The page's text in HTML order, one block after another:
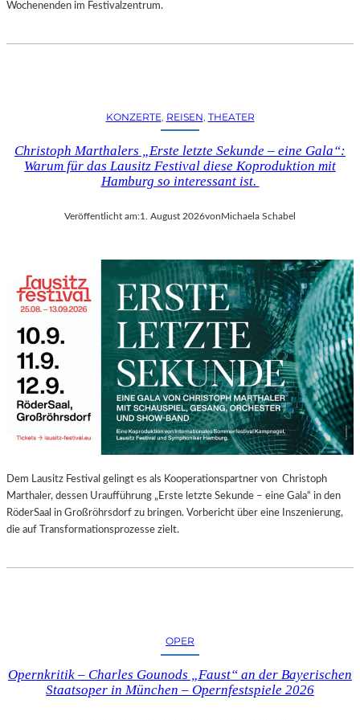
W
S
C
H
N
N
S
T
Ü
H
L
E
N
“
–
A
U
S
S
T
R
I
Wochenenden im Festivalzentrum.
KONZERTE, REISEN THEATER
Christoph Marthalers „Erste letzte Sekunde – eine Gala“:
Warum für das Lausitz Festival diese Koproduktion mit
Hamburg so interessant ist.
Veröffentlicht am:1. August 2026vonMichaela Schabel
Dem Lausitz Festival gelingt es als Kooperationspartner von Christoph
Marthaler, dessen Uraufführung „Erste letzte Sekunde – eine Gala“ in den
RöderSaal in Großröhrsdorf zu bringen. Vorbericht über eine Inszenierung,
die auf Transformationsprozesse zielt.
OPER
Opernkritik – Charles Gounods „Faust“ an der Bayerischen
Staatsoper in München – Opernfestspiele 2026